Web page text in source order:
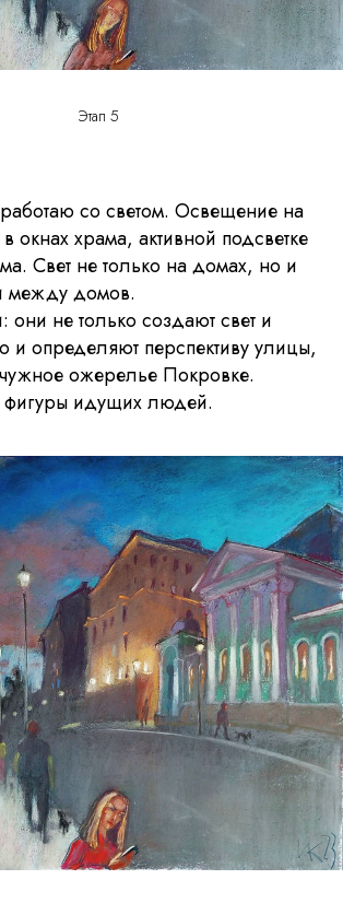
Этап 5
со светом. Освещение на
окнах храма, активной подсветке
Свет не только на домах, но и
между домов.
не только создают свет и
и определяют перспективу улицы,
ожерелье Покровке.
идущих людей.
ваши рассылки
поддержка НСП
Премьер-Партнер
нам помогает
© 2026
представленные на этом
каждого художника
изменены или
либо образом без разрешения
info@pastelsociety.ru
Национальный союз пастелистов
Некоммерческая организация
поддержка сайтов